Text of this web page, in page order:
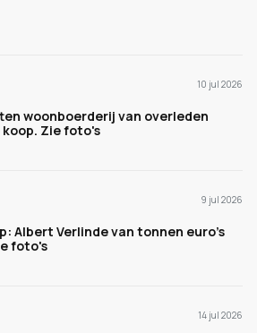
10 jul 2026
woonboerderij van overleden
Zie foto's
9 jul 2026
Albert Verlinde van tonnen euro's
foto's
14 jul 2026